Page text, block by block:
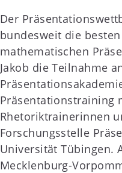
Der
bundesweit die
mathematischen
Jakob die Teilnahme
Präsentationstraining
Rhetoriktrainerinnen
Forschungsstelle
Universität Tübingen.
Mecklenburg-